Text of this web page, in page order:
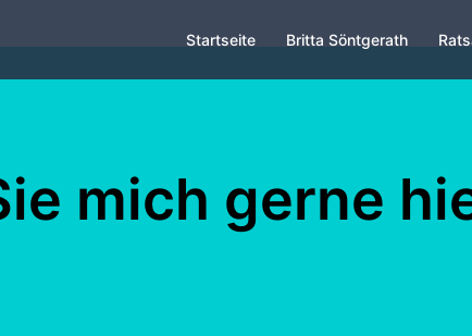
Startseite Britta Söntgerath
mich gerne